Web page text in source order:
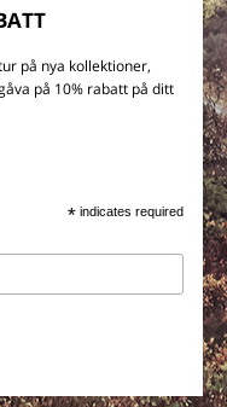
på nya kollektioner,
på 10% rabatt på ditt
* indicates required